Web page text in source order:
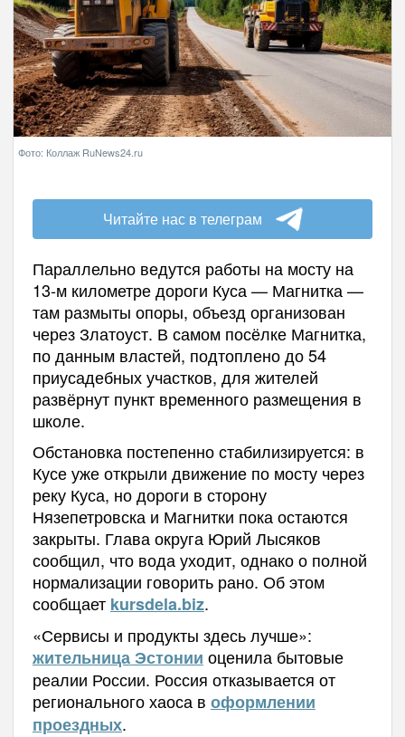
Фото: Коллаж RuNews24.ru
Читайте нас в телеграм
Параллельно ведутся работы на мосту на
13‑м километре дороги Куса — Магнитка —
там размыты опоры, объезд организован
через Златоуст. В самом посёлке Магнитка,
по данным властей, подтоплено до 54
приусадебных участков, для жителей
развёрнут пункт временного размещения в
школе.
Обстановка постепенно стабилизируется: в
Кусе уже открыли движение по мосту через
реку Куса, но дороги в сторону
Нязепетровска и Магнитки пока остаются
закрыты. Глава округа Юрий Лысяков
сообщил, что вода уходит, однако о полной
нормализации говорить рано. Об этом
сообщает kursdela.biz.
«Сервисы и продукты здесь лучше»:
жительница Эстонии оценила бытовые
реалии России. Россия отказывается от
регионального хаоса в оформлении
проездных.